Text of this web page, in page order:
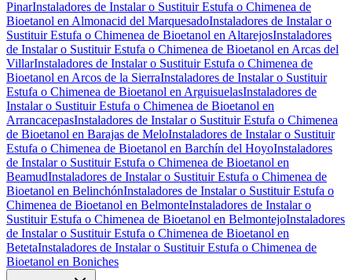
PinarInstaladores de Instalar o Sustituir Estufa o Chimenea de
Bioetanol en Almonacid del MarquesadoInstaladores de Instalar o
Sustituir Estufa o Chimenea de Bioetanol en AltarejosInstaladores
de Instalar o Sustituir Estufa o Chimenea de Bioetanol en Arcas del
VillarInstaladores de Instalar o Sustituir Estufa o Chimenea de
Bioetanol en Arcos de la SierraInstaladores de Instalar o Sustituir
Estufa o Chimenea de Bioetanol en ArguisuelasInstaladores de
Instalar o Sustituir Estufa o Chimenea de Bioetanol en
ArrancacepasInstaladores de Instalar o Sustituir Estufa o Chimenea
de Bioetanol en Barajas de MeloInstaladores de Instalar o Sustituir
Estufa o Chimenea de Bioetanol en Barchín del HoyoInstaladores
de Instalar o Sustituir Estufa o Chimenea de Bioetanol en
BeamudInstaladores de Instalar o Sustituir Estufa o Chimenea de
Bioetanol en BelinchónInstaladores de Instalar o Sustituir Estufa o
Chimenea de Bioetanol en BelmonteInstaladores de Instalar o
Sustituir Estufa o Chimenea de Bioetanol en BelmontejoInstaladores
de Instalar o Sustituir Estufa o Chimenea de Bioetanol en
BetetaInstaladores de Instalar o Sustituir Estufa o Chimenea de
Bioetanol en Boniches